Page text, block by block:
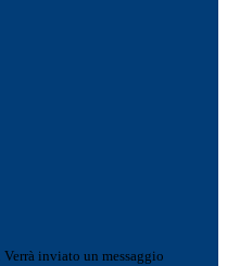
Verrà inviato un messaggio